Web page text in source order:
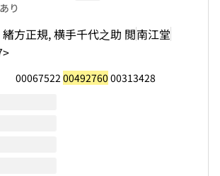
り
方正規, 横手千代之助 閲南江堂
00067522 00492760 00313428